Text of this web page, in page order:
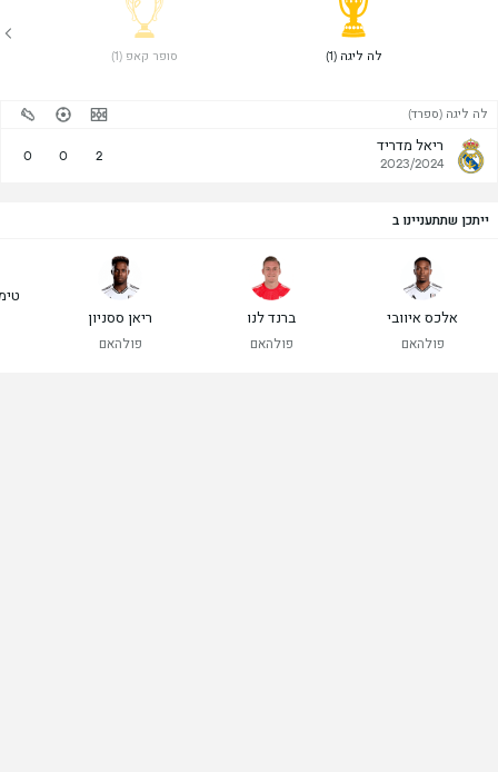
לה ליגה (1) סופר קאפ (1)
לה ליגה (ספרד)
ריאל מדריד
2023/2024
2
0
0
ייתכן שתתעניינו ב
אלכס איוובי
פולהאם
ברנד לנו
פולהאם
ריאן ססניון
פולהאם